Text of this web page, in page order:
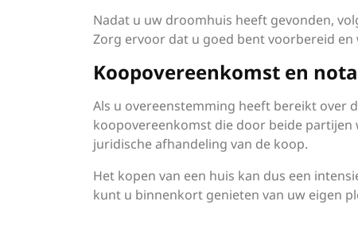
Nadat u uw droomhuis heeft gevonden,
Zorg ervoor dat u goed bent voorbereid en
Koopovereenkomst en
Als u overeenstemming heeft bereikt over
koopovereenkomst die door beide
juridische afhandeling van de koop.
Het kopen van een huis kan dus een
kunt u binnenkort genieten van uw eigen